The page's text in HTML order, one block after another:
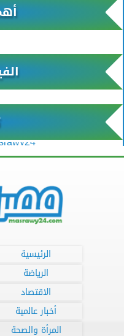
الرئيسية
الرياضة
الاقتصاد
أخبار عالمية
المرأة والصحة